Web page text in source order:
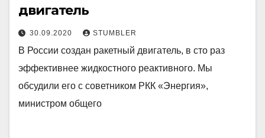
двигатель
30.09.2020 STUMBLER
В России создан ракетный двигатель, в сто раз
эффективнее жидкостного реактивного. Мы
обсудили его с советником РКК «Энергия»,
министром общего